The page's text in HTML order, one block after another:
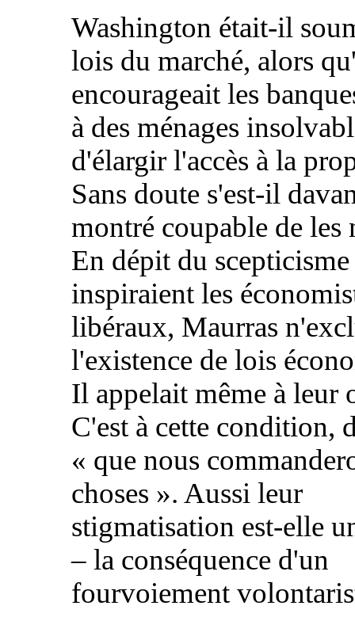
Washington était-il
lois du marché, alors
encourageait les
à des ménages
d'élargir l'accès à la
Sans doute s'est-il
montré coupable de les
En dépit du
inspiraient les
libéraux, Maurras
l'existence de lois
Il appelait même à leur
C'est à cette condition,
« que nous
choses ». Aussi leur
stigmatisation est-elle
– la conséquence d'un
fourvoiement